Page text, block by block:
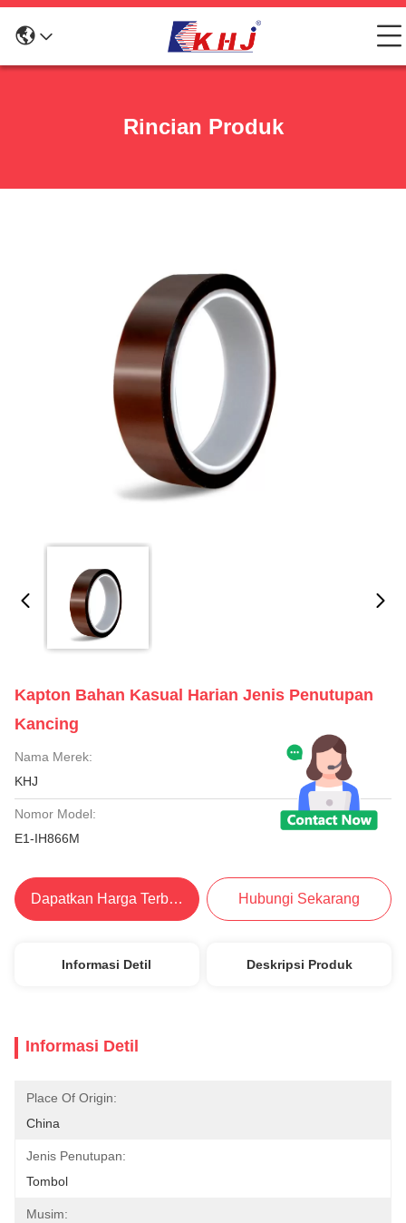
Rincian Produk
Kapton Bahan Kasual Harian Jenis Penutupan
Kancing
Nama Merek:
KHJ
Nomor Model:
E1-IH866M
Dapatkan Harga Terbaik Hubungi Sekarang
Informasi Detil Deskripsi Produk
Informasi Detil
Place Of Origin:
China
Jenis Penutupan:
Tombol
Musim: